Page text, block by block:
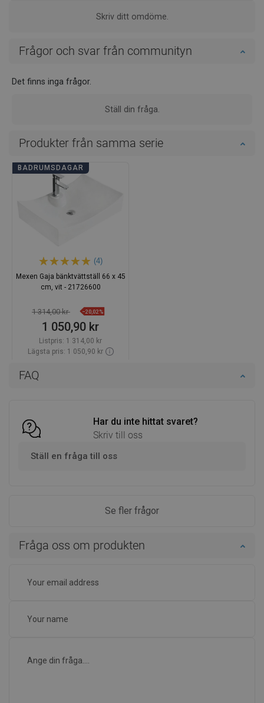
FAQ
Har du inte hittat svaret?
Skriv till oss
Ställ en fråga till oss
Se fler frågor
Skriv ditt omdöme.
Frågor och svar från communityn
Det finns inga frågor.
Ställ din fråga.
Fråga oss om produkten
Produkter från samma serie
BADRUMSDAGAR
(4)
Mexen Gaja bänktvättställ 66 x 45
cm, vit - 21726600
1 314,00 kr −20,02%
1 050,90 kr
Listpris: 1 314,00 kr
Lägsta pris: 1 050,90 kr